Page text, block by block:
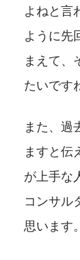
よねと言
ように先
まえて、
たいです
また、過
ますと伝
が上手な
コンサル
思います。